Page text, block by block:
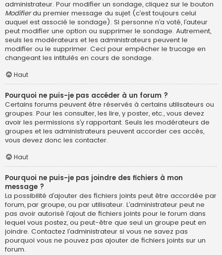
administrateur. Pour modifier un sondage, cliquez sur le bouton
Modifierdu premier message du sujet (c’est toujours celui
auquel est associé le sondage). Si personne n’a voté, l’auteur
peut modifier une option ou supprimer le sondage. Autrement,
seuls les modérateurs et les administrateurs peuvent le
modifier ou le supprimer. Ceci pour empêcher le trucage en
changeant les intitulés en cours de sondage.
Haut
Pourquoi ne puis-je pas accéder à un forum ?
Certains forums peuvent être réservés à certains utilisateurs ou
groupes. Pour les consulter, les lire, y poster, etc., vous devez
avoir les permissions s’y rapportant. Seuls les modérateurs de
groupes et les administrateurs peuvent accorder ces accès,
vous devez donc les contacter.
Haut
Pourquoi ne puis-je pas joindre des fichiers à mon
message ?
La possibilité d’ajouter des fichiers joints peut être accordée par
forum, par groupe, ou par utilisateur. L’administrateur peut ne
pas avoir autorisé l’ajout de fichiers joints pour le forum dans
lequel vous postez, ou peut-être que seul un groupe peut en
joindre. Contactez l’administrateur si vous ne savez pas
pourquoi vous ne pouvez pas ajouter de fichiers joints sur un
forum.